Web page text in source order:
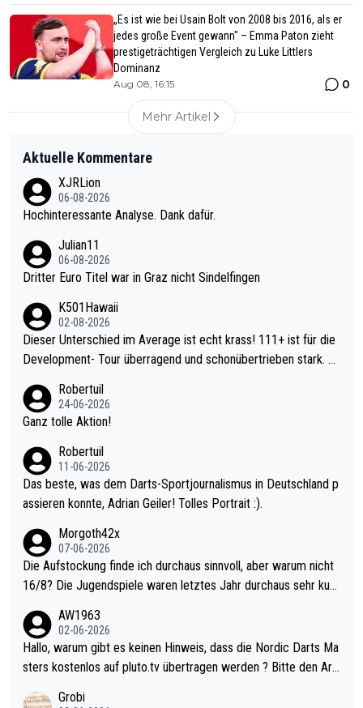
„Es ist wie bei Usain Bolt von 2008 bis 2016, als er
jedes große Event gewann" – Emma Paton zieht
prestigeträchtigen Vergleich zu Luke Littlers
Dominanz
Aug 08, 16:15 0
Mehr Artikel
Aktuelle Kommentare
XJRLion
06-08-2026
Hochinteressante Analyse. Dank dafür.
Julian11
06-08-2026
Dritter Euro Titel war in Graz nicht Sindelfingen
K501Hawaii
02-08-2026
Dieser Unterschied im Average ist echt krass! 111+ ist für die
Development- Tour überragend und schonübertrieben stark. U
mal 40+ erst recht. Da gewinnst keinen Blumentopf - ist ja noc
h krasser wie ein Pokalspiel eines Kreisligisten vs einem Bund
Robertuil
24-06-2026
Ganz tolle Aktion!
Robertuil
11-06-2026
Das beste, was dem Darts-Sportjournalismus in Deutschland p
assieren konnte, Adrian Geiler! Tolles Portrait :).
Morgoth42x
07-06-2026
Die Aufstockung finde ich durchaus sinnvoll, aber warum nicht
16/8? Die Jugendspiele waren letztes Jahr durchaus sehr kurz
Allerdings ist Mitchell Lawrie als Nummer 1 der Welt eh qualifi
ziert. Somit ändert die automatische Qualifikation des Weltmei
sters erstmal nichts. Ich denke sie wollen damit für nächstes J
ohl wenig WDF Turniere spielen. Dies war bei Archie Self letzt
AW1963
02-06-2026
Hallo, warum gibt es keinen Hinweis, dass die Nordic Darts Ma
sters kostenlos auf pluto.tv übertragen werden ? Bitte den Arti
Grobi